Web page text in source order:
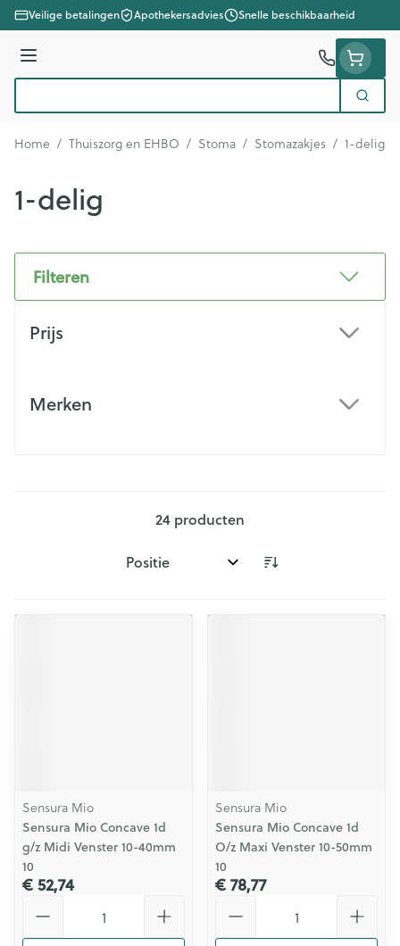
Ga naar de inhoud
Veilige betalingen Apothekersadvies Snelle beschikbaarheid
Menu
Zoek
Home / Thuiszorg en EHBO / Stoma / Stomazakjes / 1-delig
1-delig
Filteren
Prijs
Merken
24 producten
Sorteer op:
Sensura Mio
Sensura Mio Concave 1d
g/z Midi Venster 10-40mm
10
€ 52,74
Sensura Mio
Sensura Mio Concave 1d
O/z Maxi Venster 10-50mm
10
€ 78,77